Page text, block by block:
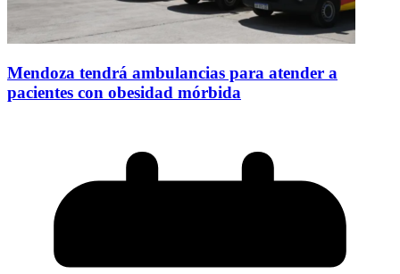
Mendoza tendrá ambulancias para atender a
pacientes con obesidad mórbida